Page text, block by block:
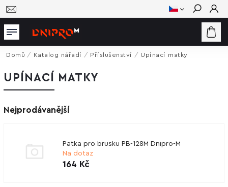
Hledat
Domů / Katalog nářadí / Příslušenství / Upínací matky
UPÍNACÍ MATKY
Nejprodávanější
Patka pro brusku PB-128M Dnipro-M
Na dotaz
164 Kč